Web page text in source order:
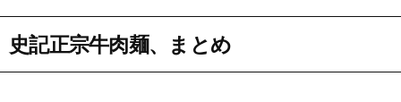
史記正宗牛肉麺、まとめ